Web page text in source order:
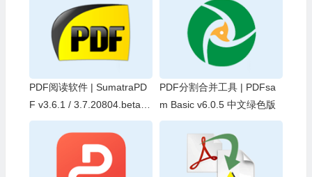
PDF阅读软件 | SumatraPD
F v3.6.1 / 3.7.20804.beta
中文绿色版
PDF分割合并工具 | PDFsa
m Basic v6.0.5 中文绿色版